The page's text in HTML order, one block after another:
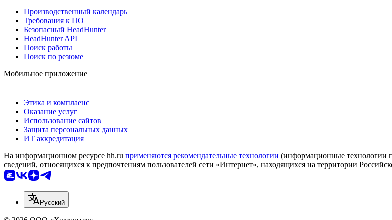
Производственный календарь
Требования к ПО
Безопасный HeadHunter
HeadHunter API
Поиск работы
Поиск по резюме
Мобильное приложение
Этика и комплаенс
Оказание услуг
Использование сайтов
Защита персональных данных
ИТ аккредитация
На информационном ресурсе hh.ru применяются рекомендательные технологии (информационные технологии
сведений, относящихся к предпочтениям пользователей сети «Интернет», находящихся на территории
Русский